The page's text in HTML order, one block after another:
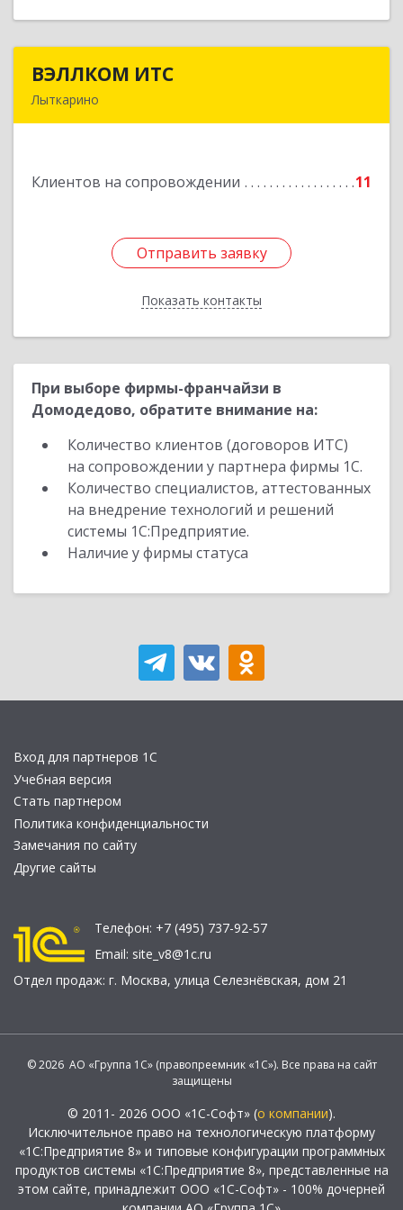
ВЭЛЛКОМ ИТС
Лыткарино
Клиентов на сопровождении 11
Отправить заявку
Показать контакты
Отправить заявку
Назад
При выборе фирмы-франчайзи в
Домодедово, обратите внимание на:
Количество клиентов (договоров ИТС)
на сопровождении у партнера фирмы 1С.
Количество специалистов, аттестованных
на внедрение технологий и решений
системы 1С:Предприятие.
Наличие у фирмы статуса
Вход для партнеров 1С
Учебная версия
Стать партнером
Политика конфиденциальности
Замечания по сайту
Другие сайты
Телефон: +7 (495) 737-92-57
Email: site_v8@1c.ru
Отдел продаж: г. Москва, улица Селезнёвская, дом 21
© 2026 АО «Группа 1С» (правопреемник «1С»). Все права на сайт
защищены
© 2011- 2026 ООО «1С-Софт» (о компании).
Исключительное право на технологическую платформу
«1С:Предприятие 8» и типовые конфигурации программных
продуктов системы «1С:Предприятие 8», представленные на
этом сайте, принадлежит ООО «1С-Софт» - 100% дочерней